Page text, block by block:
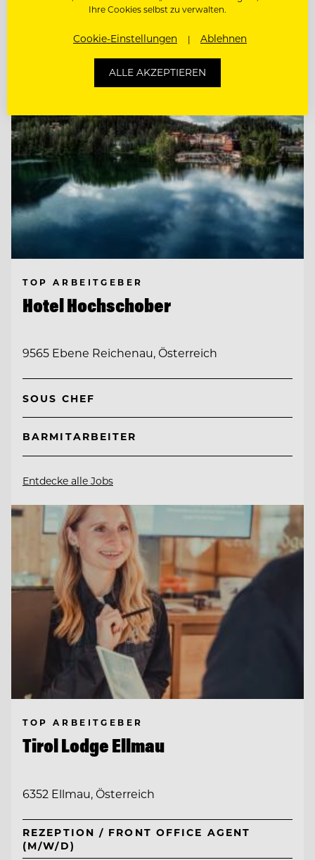
Entdecke alle Jobs
TOP ARBEITGEBER
Hotel Hochschober
9565 Ebene Reichenau, Österreich
SOUS CHEF
BARMITARBEITER
Entdecke alle Jobs
TOP ARBEITGEBER
Tirol Lodge Ellmau
6352 Ellmau, Österreich
REZEPTION / FRONT OFFICE AGENT
(M/W/D)
Ihre Cookies selbst zu verwalten.
Cookie-Einstellungen Ablehnen
ALLE AKZEPTIEREN